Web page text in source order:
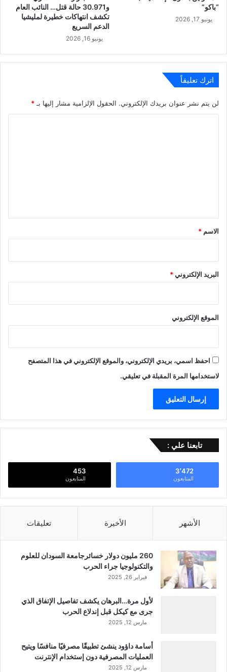
“باكو”
يونيو 17, 2026
و30.971 حالة قتل… النائب العام
تكشف انتهاكات خطيرة لمليشيا
الدعم السريع
يونيو 16, 2026
اترك تعليقاً
لن يتم نشر عنوان بريدك الإلكتروني. الحقول الإلزامية مشار إليها بـ*
*
الاسم *
البريد الإلكتروني*
الموقع الإلكتروني
احفظ اسمي، بريدي الإلكتروني، والموقع الإلكتروني في هذا المتصفح
لاستخدامها المرة المقبلة في تعليقي.
تابعنا علي :
3٬472
المتابعون
453
المتابعون
الأشهر الأخيرة تعليقات
260 مليون دولار خسائرجامعة السودان للعلوم
والتكنولوجيا جراء الحرب
فبراير 26, 2025
لأول مرة…البرهان يكشف تفاصيل الإتفاق الذي
جرى مع كيكل قبل إندلاع الحرب
مارس 12, 2025
أسامة داؤود ينشئ تطبيقًا مصرفيًا منافسًا ويتيح
العمليات المصرفية دون إستخدام الإنترنت
مارس 12, 2025